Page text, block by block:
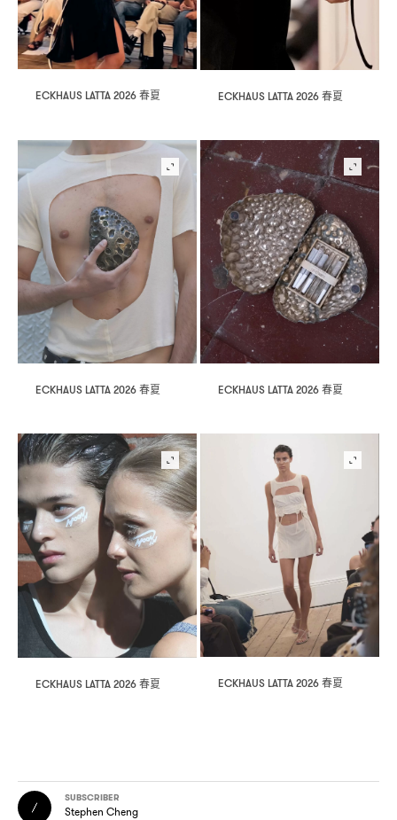
ECKHAUS LATTA 2026春夏 ECKHAUS LATTA 2026春夏
ECKHAUS LATTA 2026春夏 ECKHAUS LATTA 2026春夏
ECKHAUS LATTA 2026春夏 ECKHAUS LATTA 2026春夏
SUBSCRIBER
Stephen Cheng